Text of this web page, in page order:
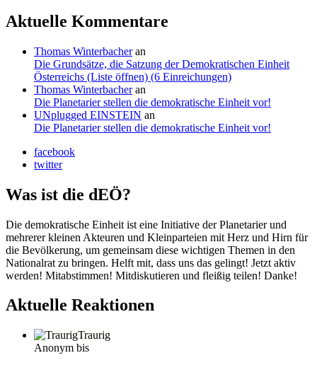
Aktuelle Kommentare
Thomas Winterbacheran
Die Grundsätze, die Satzung der Demokratischen Einheit
Österreichs (Liste öffnen) (6 Einreichungen)
Thomas Winterbacheran
Die Planetarier stellen die demokratische Einheit vor!
UNplugged EINSTEIN an
Die Planetarier stellen die demokratische Einheit vor!
facebook
twitter
Was ist die dEÖ?
Die demokratische Einheit ist eine Initiative der Planetarier und
mehrerer kleinen Akteuren und Kleinparteien mit Herz und Hirn für
die Bevölkerung, um gemeinsam diese wichtigen Themen in den
Nationalrat zu bringen. Helft mit, dass uns das gelingt! Jetzt aktiv
werden! Mitabstimmen! Mitdiskutieren und fleißig teilen! Danke!
Aktuelle Reaktionen
Traurig
Anonym bis